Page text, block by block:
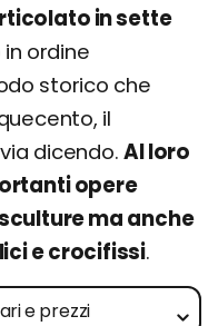
in sette
ordine
storico che
il
dicendo. Al loro
opere
ma anche
e crocifissi.
e prezzi